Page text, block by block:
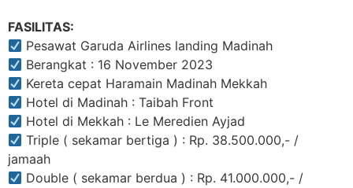
FASILITAS:
Pesawat Garuda Airlines landing Madinah
Berangkat : 16 November 2023
Kereta cepat Haramain Madinah Mekkah
Hotel di Madinah : Taibah Front
Hotel di Mekkah : Le Meredien Ayjad
Triple ( sekamar bertiga ) : Rp. 38.500.000,- /
jamaah
Double ( sekamar berdua ) : Rp. 41.000.000,- /